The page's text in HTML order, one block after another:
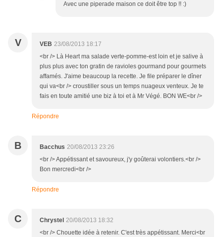
Avec une piperade maison ce doit être top !! :)
V VEB 23/08/2013 18:17
<br /> Là Heart ma salade verte-pomme-est loin et je salive à
plus plus avec ton gratin de ravioles gourmand pour gourmets
affamés. J'aime beaucoup la recette. Je file préparer le dîner
qui va<br /> croustiller sous un temps nuageux venteux. Je te
fais en toute amitié une biz à toi et à Mr Végé. BON WE<br />
Répondre
B Bacchus 20/08/2013 23:26
<br /> Appétissant et savoureux, j'y goûterai volontiers.<br />
Bon mercredi<br />
Répondre
C Chrystel 20/08/2013 18:32
<br /> Chouette idée à retenir. C'est très appétissant. Merci<br